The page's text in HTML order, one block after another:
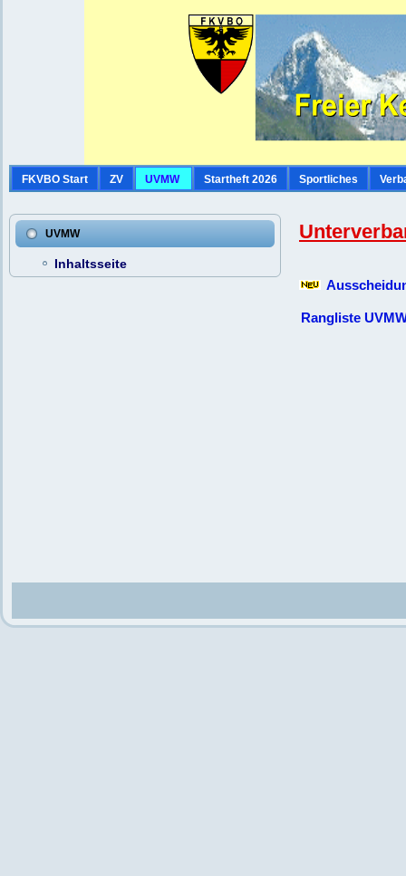
FKVBO Start ZV UVMW Startheft 2026 Sportliches
UVMW
Inhaltsseite
Rangliste